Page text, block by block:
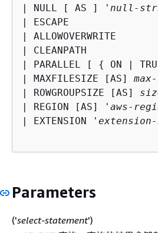
| NULL [ AS ] ' null-
| ESCAPE
| ALLOWOVERWRITE
| CLEANPATH
| PARALLEL [ { ON |
| MAXFILESIZE [AS]
| ROWGROUPSIZE [AS]
| REGION [AS] ' aws-
| EXTENSION ' extension-
Parameters
('select-statement')